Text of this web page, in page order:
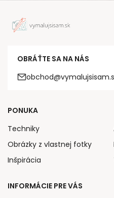
OBRÁŤTE SA NA NÁS
PONUKA
Techniky
Obrázky z vlastnej fotky
Inšpirácia
INFORMÁCIE PRE VÁS